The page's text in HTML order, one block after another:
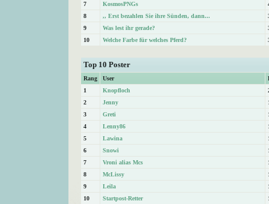
7
KosmosPNGs
8
,, Erst bezahlen Sie ihre Sünden, dann...
9
Was lest ihr gerade?
10
Welche Farbe für welches Pferd?
Top 10 Poster
Rang User
1
Knopfloch
2
Jenny
3
Greti
4
Lenny86
5
Lawina
6
Snowi
7
Vroni alias Mcs
8
McLissy
9
Leila
10
Startpost-Retter